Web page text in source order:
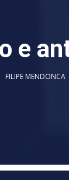
e
FILIPE MENDONCA